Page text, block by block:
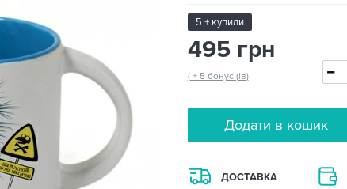
5 + купили
495 грн
( + 5 бонус (ів)
Додати в кошик
ДОСТАВКА